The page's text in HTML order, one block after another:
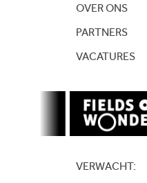
OVER ONS
PARTNERS
VACATURES
VERWACHT: